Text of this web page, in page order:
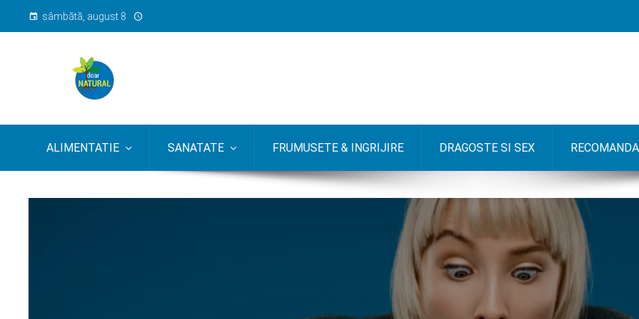
sâmbătă, august 8
ALIMENTATIE SANATATE FRUMUSETE & INGRIJIRE DRAGOSTE SI SEX